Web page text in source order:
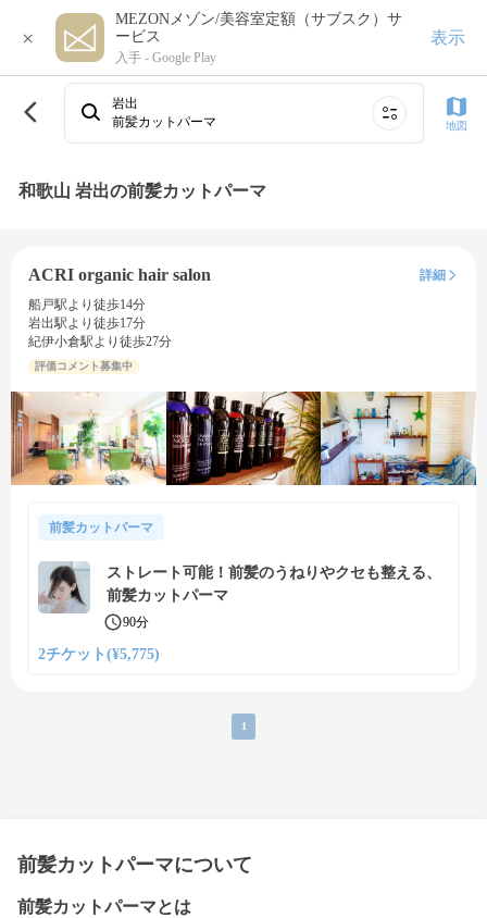
×
MEZONメゾン/美容室定額（サブスク）サ
ービス
入手 - Google Play
表示
岩出
前髪カットパーマ
地図
和歌山 岩出の前髪カットパーマ
ACRI organic hair salon
詳細
船戸駅より徒歩14分
岩出駅より徒歩17分
紀伊小倉駅より徒歩27分
評価コメント募集中
前髪カットパーマ
ストレート可能！前髪のうねりやクセも整える、
前髪カットパーマ
90分
2チケット(¥5,775)
1
前髪カットパーマについて
前髪カットパーマとは